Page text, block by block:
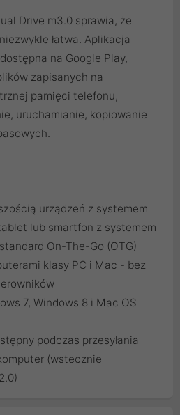
Drive m3.0 sprawia, że
łatwa. Aplikacja
na Google Play,
zapisanych na
pamięci telefonu,
uruchamianie, kopiowanie
urządzeń z systemem
lub smartfon z systemem
On-The-Go (OTG)
klasy PC i Mac - bez
7, Windows 8 i Mac OS
podczas przesyłania
(wstecznie